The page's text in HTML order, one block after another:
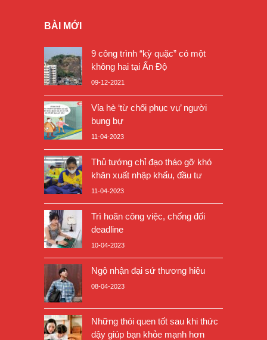
BÀI MỚI
9 công trình “kỳ quặc” có một
không hai tại Ấn Độ
09-12-2021
Vỉa hè ‘từ chối phục vụ’ người
bụng bự
11-04-2023
Thủ tướng chỉ đạo tháo gỡ khó
khăn xuất nhập khẩu, đầu tư
11-04-2023
Trì hoãn công việc, chống đối
deadline
10-04-2023
Ngộ nhận đại sứ thương hiệu
08-04-2023
Những thói quen tốt sau khi thức
dậy giúp bạn khỏe mạnh hơn